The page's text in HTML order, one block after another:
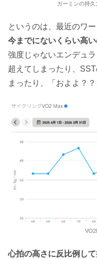
ガーミンの持
というのは、最近のワー
今までにないくらい高
強度じゃないエンデュ
超えてしまったり、
まったり、「およよ？
心拍の高さに反比例し